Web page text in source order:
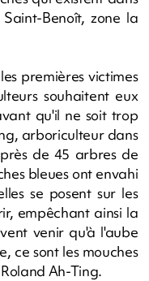
Benoît, zone la
premières victimes
souhaitent eux
qu'il ne soit trop
arboriculteur dans
de 45 arbres de
bleues ont envahi
se posent sur les
empêchant ainsi la
venir qu'à l'aube
ce sont les mouches
Ah-Ting.